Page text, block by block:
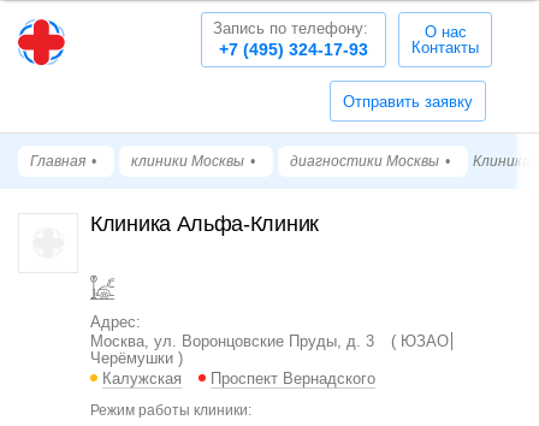
Отправить заявку
+7 (495) 324-17-93
Запись по телефону:
О нас
Контакты
Главная клиники Москвы диагностики Москвы Клиника
Клиника Альфа-Клиник
Адрес:
Москва, ул. Воронцовские Пруды, д. 3
ЮЗАО
Черёмушки
Калужская
Проспект Вернадского
Режим работы клиники: